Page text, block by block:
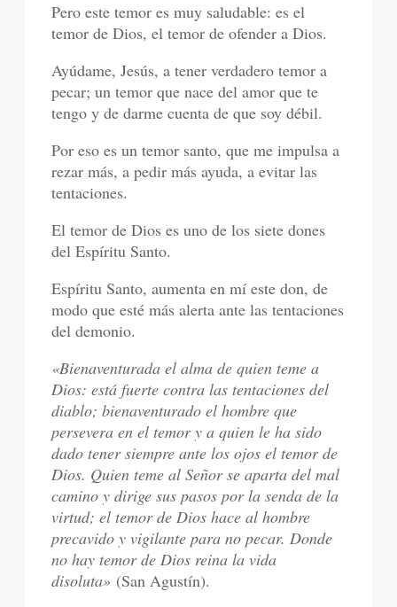
Pero este temor es muy saludable: es el
temor de Dios, el temor de ofender a Dios.
Ayúdame, Jesús, a tener verdadero temor a
pecar; un temor que nace del amor que te
tengo y de darme cuenta de que soy débil.
Por eso es un temor santo, que me impulsa a
rezar más, a pedir más ayuda, a evitar las
tentaciones.
El temor de Dios es uno de los siete dones
del Espíritu Santo.
Espíritu Santo, aumenta en mí este don, de
modo que esté más alerta ante las tentaciones
del demonio.
«Bienaventurada el alma de quien teme a
Dios: está fuerte contra las tentaciones del
diablo; bienaventurado el hombre que
persevera en el temor y a quien le ha sido
dado tener siempre ante los ojos el temor de
Dios. Quien teme al Señor se aparta del mal
camino y dirige sus pasos por la senda de la
virtud; el temor de Dios hace al hombre
precavido y vigilante para no pecar. Donde
no hay temor de Dios reina la vida
disoluta» (San Agustín).